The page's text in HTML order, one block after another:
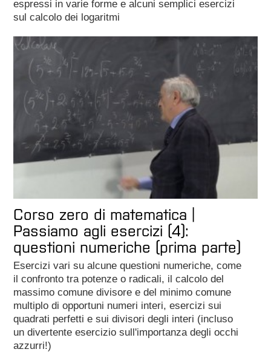
espressi in varie forme e alcuni semplici esercizi
sul calcolo dei logaritmi
Corso zero di matematica |
Passiamo agli esercizi (4):
questioni numeriche (prima parte)
Esercizi vari su alcune questioni numeriche, come
il confronto tra potenze o radicali, il calcolo del
massimo comune divisore e del minimo comune
multiplo di opportuni numeri interi, esercizi sui
quadrati perfetti e sui divisori degli interi (incluso
un divertente esercizio sull'importanza degli occhi
azzurri!)